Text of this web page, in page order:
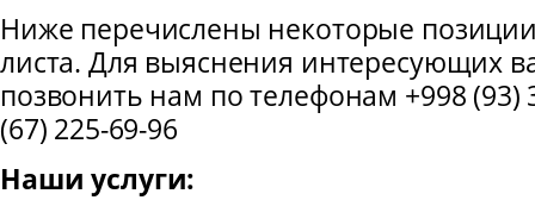
Ниже перечислены некоторые
листа. Для выяснения интересующих
позвонить нам по телефонам +998 (93)
(67) 225-69-96
Наши услуги: